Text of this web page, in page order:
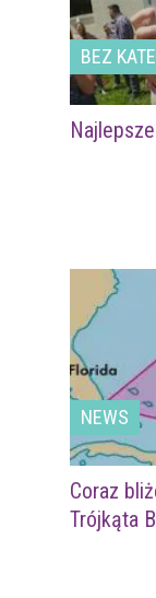
BEZ
NEWS
Coraz
Trójkąta